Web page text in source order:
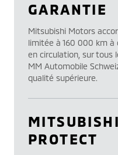
GARANTIE
Mitsubishi Motors
limitée à 160 000 km à
en circulation, sur tous
MM Automobile
qualité supérieure.
PROTECT